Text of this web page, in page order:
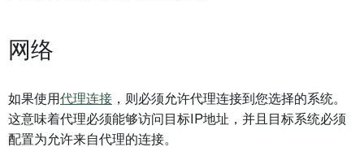
网络
如果使用代理连接 ，则必须允许代理连接到您选择的系统。
这意味着代理必须能够访问目标IP地址，并且目标系统必须
配置为允许来自代理的连接。